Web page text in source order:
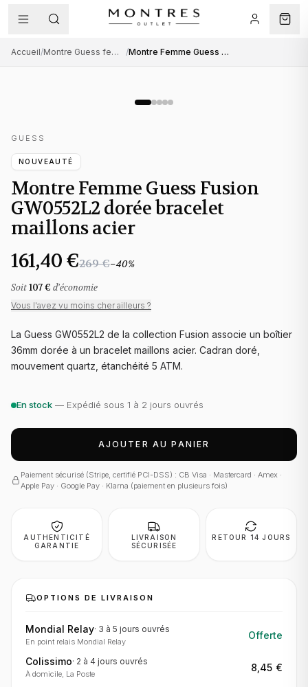
Accueil/ Montre Guess femme / Montre Femme Guess Fusion GW0552L2 dorée bracelet maillons acier
GUESS
NOUVEAUTÉ
Montre Femme Guess Fusion
GW0552L2 dorée bracelet
maillons acier
161,40 €269 €−40%
Soit107 € d'économie
Vous l'avez vu moins cher ailleurs ?
La Guess GW0552L2 de la collection Fusion associe un boîtier
36mm dorée à un bracelet maillons acier. Cadran doré,
mouvement quartz, étanchéité 5 ATM.
En stock — Expédié sous 1 à 2 jours ouvrés
AJOUTER AU PANIER
Paiement sécurisé (Stripe, certifié PCI-DSS) : CB Visa · Mastercard · Amex ·
Apple Pay · Google Pay · Klarna (paiement en plusieurs fois)
AUTHENTICITÉ
GARANTIE
LIVRAISON
SÉCURISÉE
RETOUR 14 JOURS
OPTIONS DE LIVRAISON
Mondial Relay· 3 à 5 jours ouvrés
En point relais Mondial Relay
Offerte
Colissimo· 2 à 4 jours ouvrés
À domicile, La Poste
8,45 €